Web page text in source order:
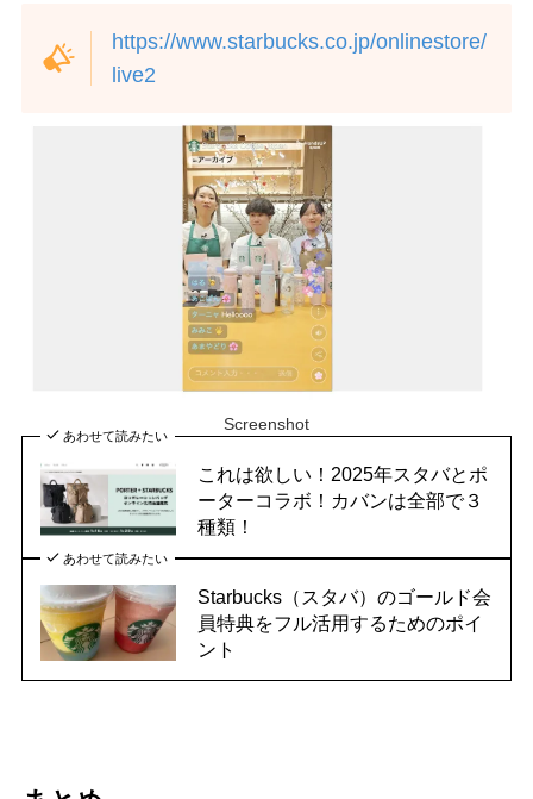
https://www.starbucks.co.jp/onlinestore/
live2
Screenshot
あわせて読みたい
これは欲しい！2025年スタバとポ
ーターコラボ！カバンは全部で３
種類！
あわせて読みたい
Starbucks（スタバ）のゴールド会
員特典をフル活用するためのポイ
ント